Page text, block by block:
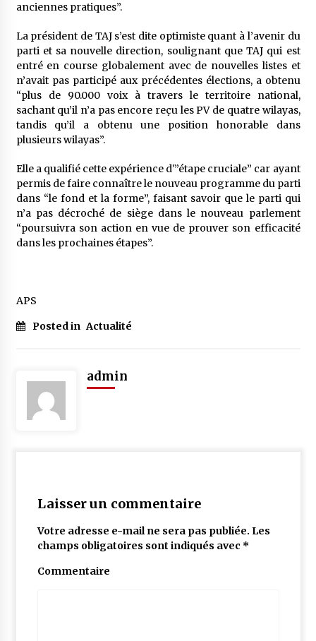
anciennes pratiques”.
La président de TAJ s’est dite optimiste quant à l’avenir du
parti et sa nouvelle direction, soulignant que TAJ qui est
entré en course globalement avec de nouvelles listes et
n’avait pas participé aux précédentes élections, a obtenu
“plus de 90.000 voix à travers le territoire national,
sachant qu’il n’a pas encore reçu les PV de quatre wilayas,
tandis qu’il a obtenu une position honorable dans
plusieurs wilayas”.
Elle a qualifié cette expérience d'”étape cruciale” car ayant
permis de faire connaître le nouveau programme du parti
dans “le fond et la forme”, faisant savoir que le parti qui
n’a pas décroché de siège dans le nouveau parlement
“poursuivra son action en vue de prouver son efficacité
dans les prochaines étapes”.
APS
Posted in Actualité
admin
Laisser un commentaire
Votre adresse e-mail ne sera pas publiée. Les
champs obligatoires sont indiqués avec *
Commentaire